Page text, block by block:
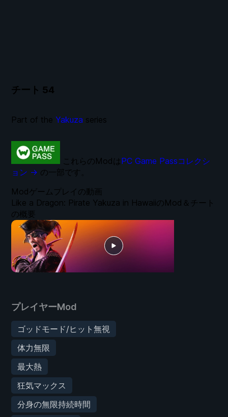
チート 54
プレイヤーMod
ゴッドモード/ヒット無視
体力無限
最大熱
狂気マックス
分身の無限持続時間
Modゲームプレイの動画
Like a Dragon: Pirate Yakuza in HawaiiのMod＆チート
の概要
これらのModは PC Game Passコレクシ
ョン → の一部です。
Part of the Yakuza series